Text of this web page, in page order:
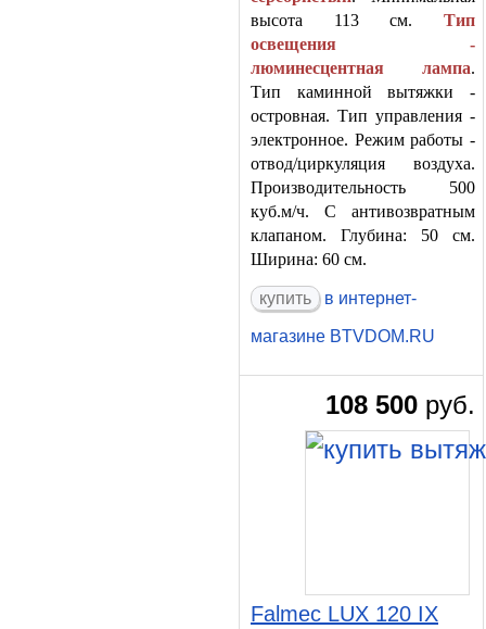
высота 113 см. Тип
освещения -
люминесцентная лампа.
Тип каминной вытяжки -
островная. Тип управления -
электронное. Режим работы -
отвод/циркуляция воздуха.
Производительность 500
куб.м/ч. С антивозвратным
клапаном. Глубина: 50 см.
Ширина: 60 см.
в интернет-
магазине BTVDOM.RU
108 500 руб.
Falmec LUX 120 IX